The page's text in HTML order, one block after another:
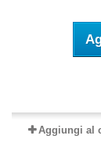
Aggiungi al